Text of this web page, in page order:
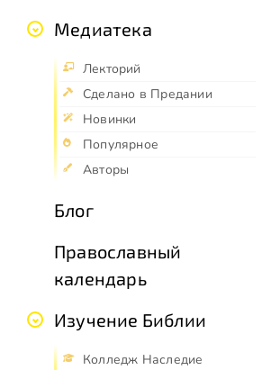
Медиатека
Лекторий
Сделано в Предании
Новинки
Популярное
Авторы
Блог
Православный
календарь
Изучение Библии
Колледж Наследие